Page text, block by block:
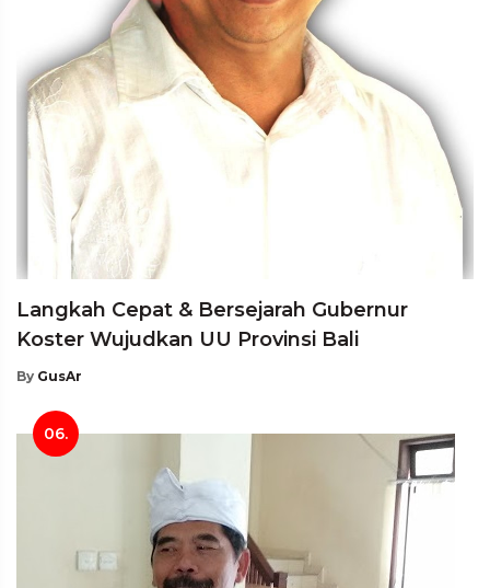
Langkah Cepat & Bersejarah Gubernur
Koster Wujudkan UU Provinsi Bali
By GusAr
06.